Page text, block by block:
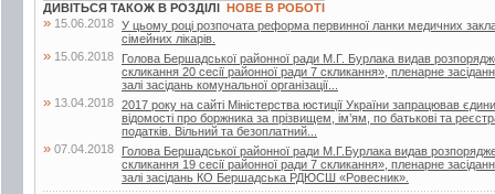
ДИВІТЬСЯ ТАКОЖ В РОЗДІЛІ НОВЕ В РОБОТІ
» 15.06.2018 У цьому році розпочата реформа первинної ланки медичних
сімейних лікарів.
» 15.06.2018
Голова Бершадської районної ради М.Г. Бурлака видав
скликання 20 сесії районної ради 7 скликання», пленарне
залі засідань комунальної організації...
» 13.04.2018 2017 року на сайті Міністерства юстиції України запрацював
відомості про боржника за прізвищем, ім’ям, по батькові та
податків. Вільний та безоплатний...
» 07.04.2018
Голова Бершадської районної ради М.Г.Бурлака видав
скликання 19 сесії районної ради 7 скликання», пленарне
залі засідань КО Бершадська РДЮСШ «Ровесник».